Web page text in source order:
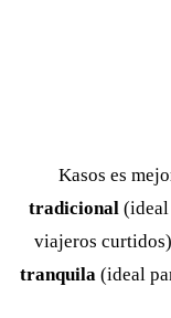
Kasos es
tradicional(ideal
viajeros
tranquila(ideal